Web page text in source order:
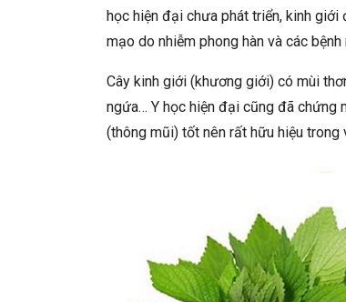
học hiện đại chưa phát triển, kinh
mạo do nhiễm phong hàn và các bệnh
Cây kinh giới (khương giới) có mùi
ngứa… Y học hiện đại cũng đã chứng
(thông mũi) tốt nên rất hữu hiệu trong